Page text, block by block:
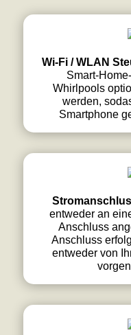
Wi-Fi / WLAN
Smart-
Whirlpools
werden,
Smartphone
entweder an
Anschluss
Anschluss
entweder von